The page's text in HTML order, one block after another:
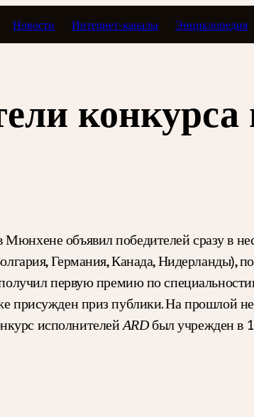
Новости Интернет-каналы Энциклопедия
конкурса
объявил победителей сразу в
Германия, Канада, Нидерланды),
первую премию по
приз публики. На прошлой
исполнителейARDбыл учрежден в